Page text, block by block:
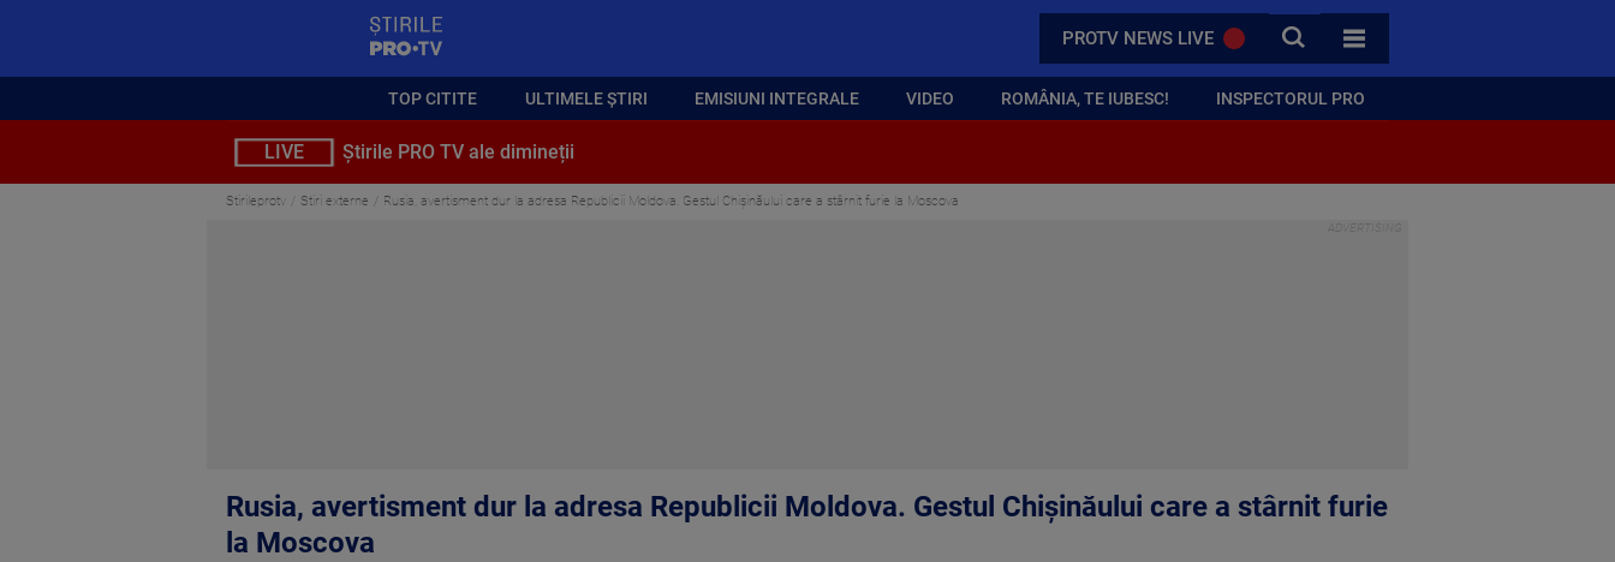
PROTV NEWS LIVE CAUTA
TOATE CATEGORIILE
TOP CITITE ULTIMELE ȘTIRI EMISIUNI INTEGRALE VIDEO ROMÂNIA, TE IUBESC! INSPECTORUL PRO
LIVE Știrile PRO TV ale dimineții
Stirileprotv Stiri externe Rusia, avertisment dur la adresa Republicii Moldova. Gestul Chișinăului care a stârnit furie la Moscova
Rusia, avertisment dur la adresa Republicii Moldova. Gestul Chișinăului care a stârnit furie
la Moscova